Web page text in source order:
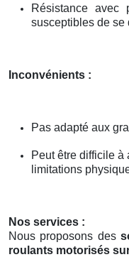
Résistance avec
susceptibles de se
Inconvénients :
Pas adapté aux
Peut être difficile
limitations
Nos services :
Nous proposons des
roulants motorisés